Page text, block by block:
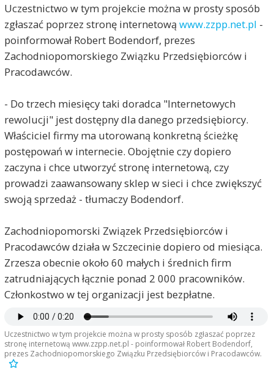
Uczestnictwo w tym projekcie można w prosty sposób
zgłaszać poprzez stronę internetową www.zzpp.net.pl -
poinformował Robert Bodendorf, prezes
Zachodniopomorskiego Związku Przedsiębiorców i
Pracodawców.
- Do trzech miesięcy taki doradca "Internetowych
rewolucji" jest dostępny dla danego przedsiębiorcy.
Właściciel firmy ma utorowaną konkretną ścieżkę
postępowań w internecie. Obojętnie czy dopiero
zaczyna i chce utworzyć stronę internetową, czy
prowadzi zaawansowany sklep w sieci i chce zwiększyć
swoją sprzedaż - tłumaczy Bodendorf.
Zachodniopomorski Związek Przedsiębiorców i
Pracodawców działa w Szczecinie dopiero od miesiąca.
Zrzesza obecnie około 60 małych i średnich firm
zatrudniających łącznie ponad 2 000 pracowników.
Członkostwo w tej organizacji jest bezpłatne.
Uczestnictwo w tym projekcie można w prosty sposób zgłaszać poprzez
stronę internetową www.zzpp.net.pl - poinformował Robert Bodendorf,
prezes Zachodniopomorskiego Związku Przedsiębiorców i Pracodawców.